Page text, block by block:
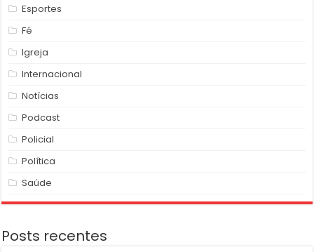
Esportes
Fé
Igreja
Internacional
Notícias
Podcast
Policial
Política
Saúde
Posts recentes